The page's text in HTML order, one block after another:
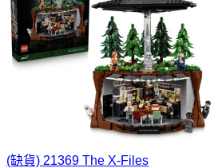
(缺貨) 21369 The X-Files